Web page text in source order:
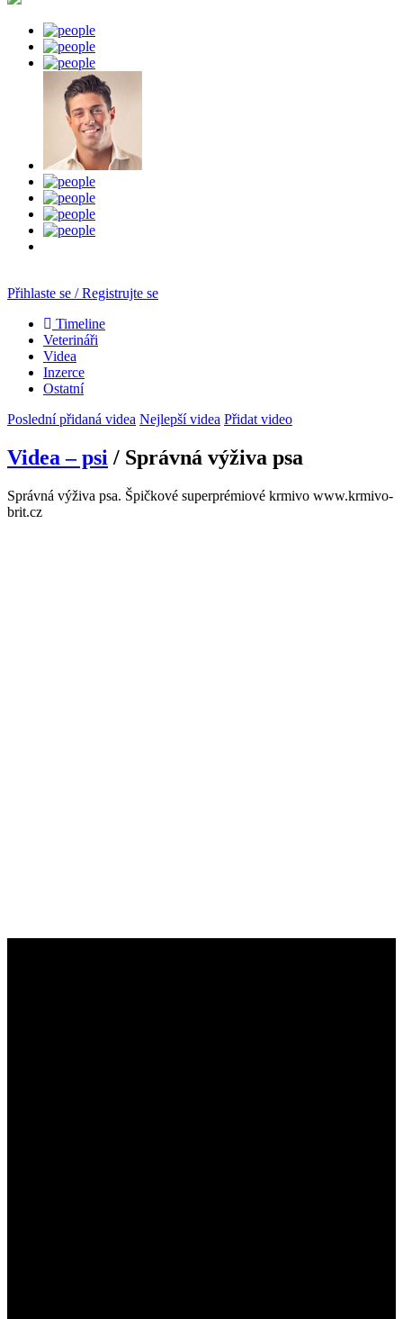
Přihlaste se / Registrujte se
Timeline
Veterináři
Videa
Inzerce
Ostatní
Poslední přidaná videa Nejlepší videa Přidat video
Videa – psi / Správná výživa psa
Správná výživa psa. Špičkové superprémiové krmivo www.krmivo-
brit.cz